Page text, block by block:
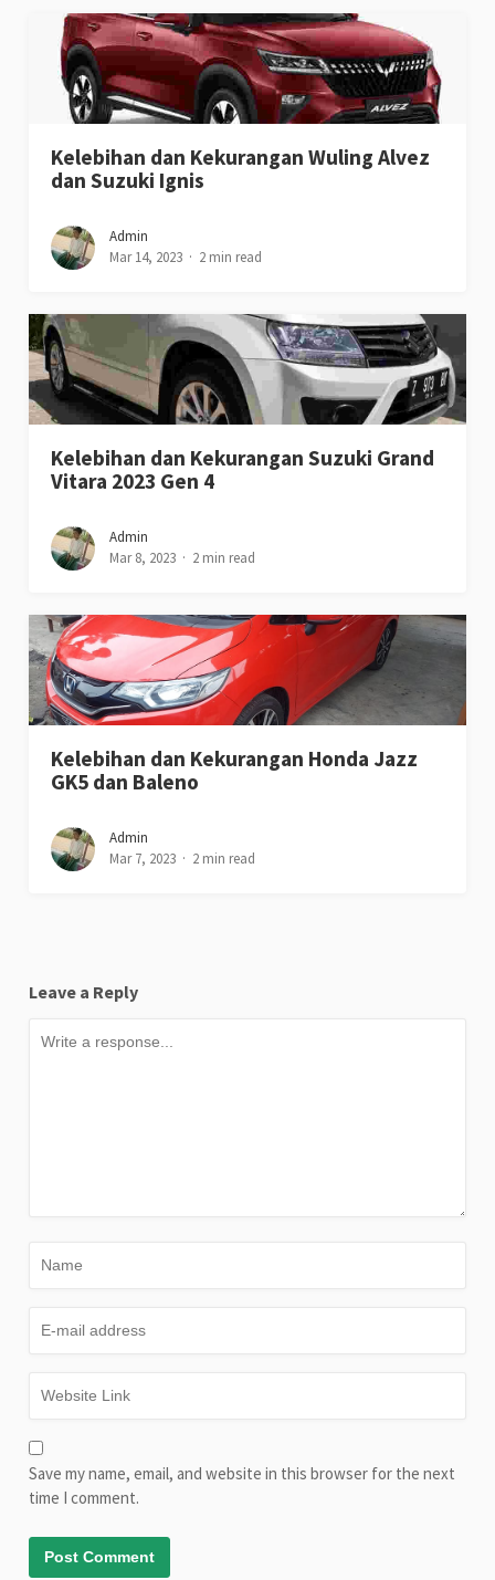
Kelebihan dan Kekurangan Wuling Alvez
dan Suzuki Ignis
Admin
Mar 14, 2023
2 min read
Kelebihan dan Kekurangan Suzuki Grand
Vitara 2023 Gen 4
Admin
Mar 8, 2023
2 min read
Kelebihan dan Kekurangan Honda Jazz
GK5 dan Baleno
Admin
Mar 7, 2023
2 min read
Leave a Reply
Save my name, email, and website in this browser for the next
time I comment.